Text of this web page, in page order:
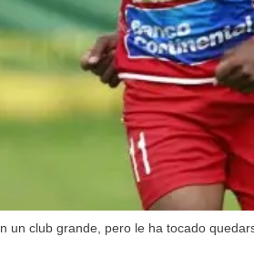
club grande, pero le ha tocado